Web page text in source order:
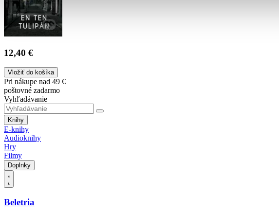
12,40 €
Vložiť do košíka
Pri nákupe nad 49 €
poštovné zadarmo
Vyhľadávanie
Knihy
E-knihy
Audioknihy
Hry
Filmy
Doplnky
Beletria